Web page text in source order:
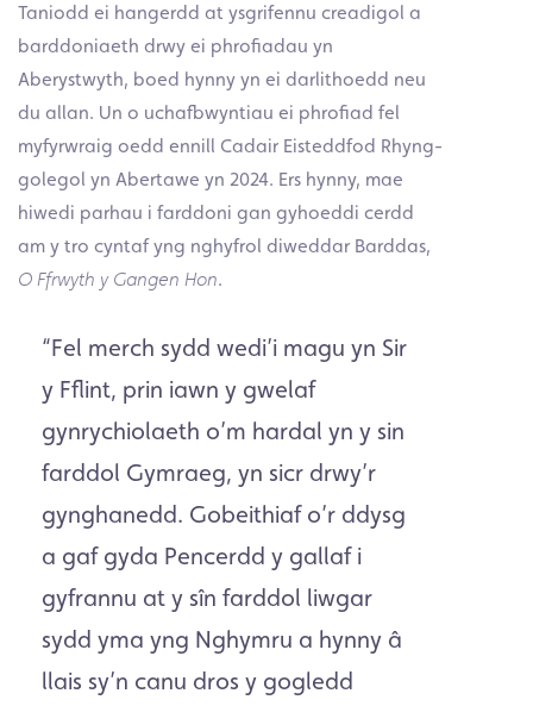
Taniodd ei hangerdd at ysgrifennu creadigol a
barddoniaeth drwy ei phrofiadau yn
Aberystwyth, boed hynny yn ei darlithoedd neu
du allan. Un o uchafbwyntiau ei phrofiad fel
myfyrwraig oedd ennill Cadair Eisteddfod Rhyng-
golegol yn Abertawe yn 2024. Ers hynny, mae
hiwedi parhau i farddoni gan gyhoeddi cerdd
am y tro cyntaf yng nghyfrol diweddar Barddas,
O Ffrwyth y Gangen Hon.
“Fel merch sydd wedi’i magu yn Sir
y Fflint, prin iawn y gwelaf
gynrychiolaeth o’m hardal yn y sin
farddol Gymraeg, yn sicr drwy’r
gynghanedd. Gobeithiaf o’r ddysg
a gaf gyda Pencerdd y gallaf i
gyfrannu at y sîn farddol liwgar
sydd yma yng Nghymru a hynny â
llais sy’n canu dros y gogledd